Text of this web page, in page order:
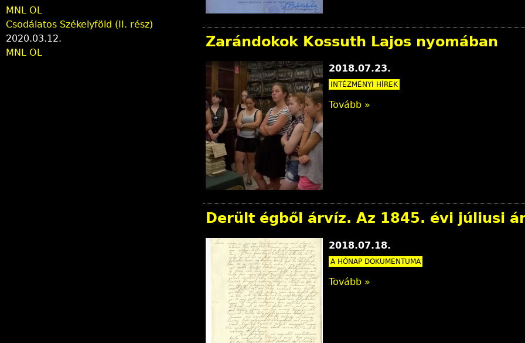
Zarándokok Kossuth Lajos nyomában
2018.07.23.
INTÉZMÉNYI HÍREK
Tovább »
Derült égből árvíz. Az 1845. évi júliusi
2018.07.18.
A HÓNAP DOKUMENTUMA
Tovább »
MNL OL
Csodálatos Székelyföld (II. rész)
2020.03.12.
MNL OL